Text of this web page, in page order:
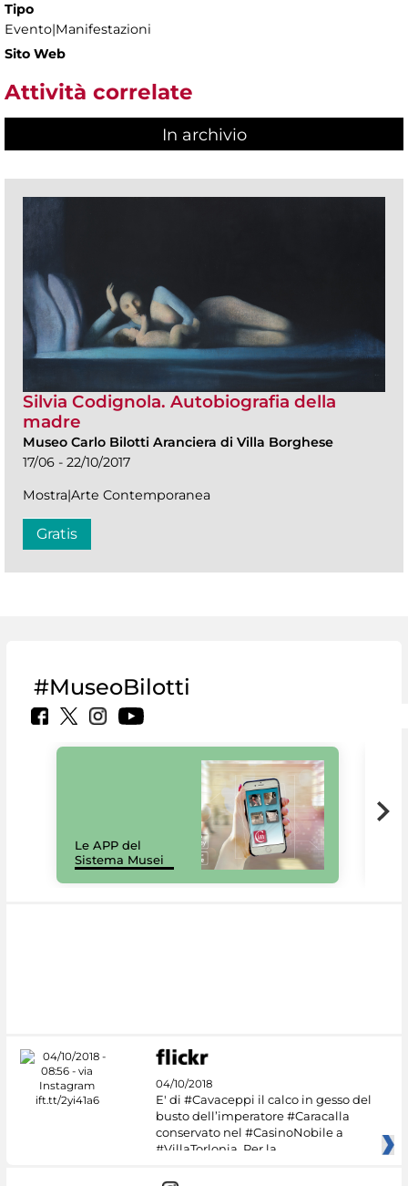
Tipo
Evento|Manifestazioni
Sito Web
Attività correlate
In archivio
Silvia Codignola. Autobiografia della
madre
Museo Carlo Bilotti Aranciera di Villa Borghese
17/06 - 22/10/2017
Mostra|Arte Contemporanea
Gratis
#MuseoBilotti
Le APP del
Sistema Musei
04/10/2018
E' di #Cavaceppi il calco in gesso del
busto dell’imperatore #Caracalla
conservato nel #CasinoNobile a
#VillaTorlonia. Per la